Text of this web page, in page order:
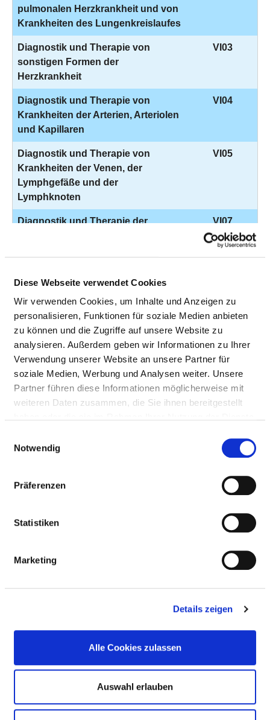
Diese Webseite verwendet Cookies
Wir verwenden Cookies, um Inhalte und Anzeigen zu
personalisieren, Funktionen für soziale Medien anbieten
zu können und die Zugriffe auf unsere Website zu
analysieren. Außerdem geben wir Informationen zu Ihrer
Verwendung unserer Website an unsere Partner für
soziale Medien, Werbung und Analysen weiter. Unsere
Partner führen diese Informationen möglicherweise mit
weiteren Daten zusammen, die Sie ihnen bereitgestellt
Notwendig
Präferenzen
Statistiken
Marketing
Details zeigen
Alle Cookies zulassen
Auswahl erlauben
pulmonalen Herzkrankheit und von
Krankheiten des Lungenkreislaufes
Diagnostik und Therapie von
sonstigen Formen der
Herzkrankheit
VI03
Diagnostik und Therapie von
Krankheiten der Arterien, Arteriolen
und Kapillaren
VI04
Diagnostik und Therapie von
Krankheiten der Venen, der
Lymphgefäße und der
Lymphknoten
VI05
Diagnostik und Therapie der
VI07
Diagnostik und Therapie von
VI08
Diagnostik und Therapie von
hämatologischen Erkrankungen
VI09
Diagnostik und Therapie von
endokrinen Ernährungs- und
Stoffwechselkrankheiten
VI10
Diagnostik und Therapie von
Erkrankungen des Magen-Darm-
VI11
Diagnostik und Therapie von
VI12
Diagnostik und Therapie von
VI13
Diagnostik und Therapie von
VI14
Erkrankungen der Atemwege und
VI15
Diagnostik und Therapie von
VI17
Diagnostik und Therapie von
VI18